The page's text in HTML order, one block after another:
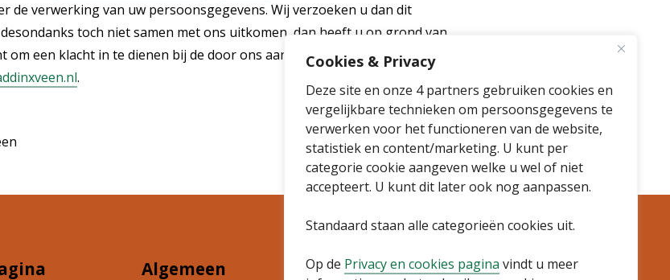
Cookies & Privacy
Deze site en onze 4 partners gebruiken cookies en
vergelijkbare technieken om persoonsgegevens te
verwerken voor het functioneren van de website,
statistiek en content/marketing. U kunt per
categorie cookie aangeven welke u wel of niet
accepteert. U kunt dit later ook nog aanpassen.
Standaard staan alle categorieën cookies uit.
Op de Privacy en cookies pagina vindt u meer
de verwerking van uw persoonsgegevens. Wij verzoeken u dan dit
toch niet samen met ons uitkomen, dan heeft u op grond van
om een klacht in te dienen bij de door ons aangewezen Functionaris
.
Algemeen Volg ons